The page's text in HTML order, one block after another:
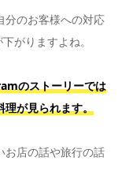
分のお客様への対応
がりますよね。
のストーリーでは
理が見られます。
お店の話や旅行の話